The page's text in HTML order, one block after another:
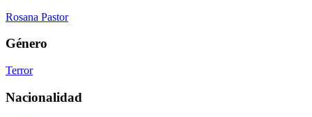
Rosana Pastor
Género
Terror
Nacionalidad